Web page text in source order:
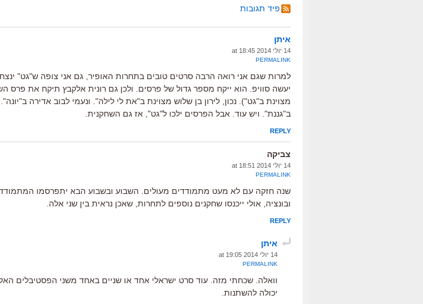
פיד תגובות
איתן
14 יולי 2014 at 18:45
PERMALINK
למרות שגם אני רואה הרבה סרטים טובים בתחרות האופיר, גם אני צופה ש"גט"
יעשה סוויפ. הוא ייקח מספר גדול של פרסים. ולכן גם רונית אלקבץ תיקח את פרס
מצוינת ב"גט"). נכון, לירון בן שלוש מצוינת ב"את לי לילה". ונעמי לבוב אדירה
ב"גננת". ויש עוד. אבל הפרסים ילכו ל"גט", אז גם השחקנית.
REPLY
צביקה
14 יולי 2014 at 18:51
PERMALINK
שנה חזקה עם לא מעט מתמודדים מעולים. השבוע ובשבוע הבא יתפרסמו
ובונציה, אולי ייכנסו שחקנים נוספים לתחרות, שאכן נראית בין שני אלה.
REPLY
איתן
14 יולי 2014 at 19:05
PERMALINK
וואלה. שכחתי מזה. עוד סרט ישראלי אחד או שניים באחד משני הפסטיבלים
יכולה להשתנות.